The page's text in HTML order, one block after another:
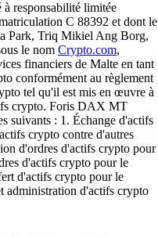
responsabilité limitée
C 88392 et dont le
Park, Triq Mikiel Ang Borg,
le nom Crypto.com,
financiers de Malte en tant
conformément au règlement
tel qu'il est mis en œuvre à
crypto. Foris DAX MT
suivants : 1. Échange d'actifs
crypto contre d'autres
d'ordres d'actifs crypto pour
d'actifs crypto pour le
d'actifs crypto pour le
administration d'actifs crypto